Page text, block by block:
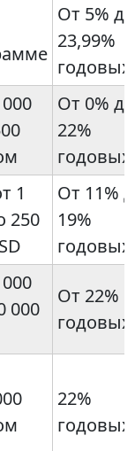
От 5% до
23,99%
годовых
От 0% до
22%
годовых
1
250
От 11%
19%
годовых
000
От 22%
годовых
22%
годовых